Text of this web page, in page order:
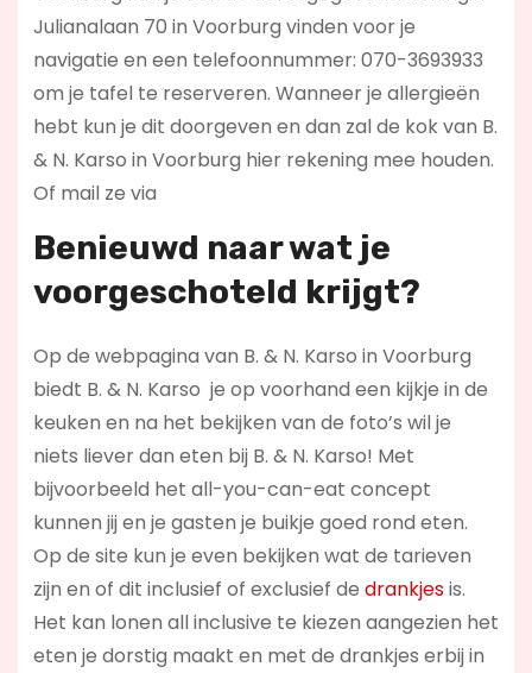
Julianalaan 70 in Voorburg vinden voor je
navigatie en een telefoonnummer: 070-3693933
om je tafel te reserveren. Wanneer je allergieën
hebt kun je dit doorgeven en dan zal de kok van B.
& N. Karso in Voorburg hier rekening mee houden.
Of mail ze via
Benieuwd naar wat je
voorgeschoteld krijgt?
Op de webpagina van B. & N. Karso in Voorburg
biedt B. & N. Karso je op voorhand een kijkje in de
keuken en na het bekijken van de foto’s wil je
niets liever dan eten bij B. & N. Karso! Met
bijvoorbeeld het all-you-can-eat concept
kunnen jij en je gasten je buikje goed rond eten.
Op de site kun je even bekijken wat de tarieven
zijn en of dit inclusief of exclusief de drankjesis.
Het kan lonen all inclusive te kiezen aangezien het
eten je dorstig maakt en met de drankjes erbij in